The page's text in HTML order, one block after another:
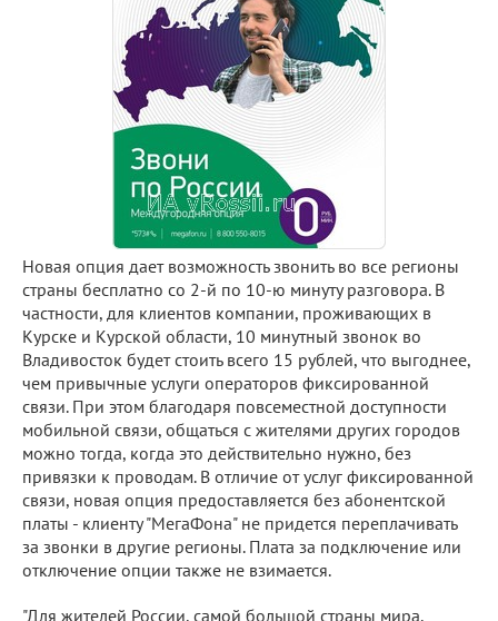
Новая опция дает возможность звонить во все регионы
страны бесплатно со 2-й по 10-ю минуту разговора. В
частности, для клиентов компании, проживающих в
Курске и Курской области, 10 минутный звонок во
Владивосток будет стоить всего 15 рублей, что выгоднее,
чем привычные услуги операторов фиксированной
связи. При этом благодаря повсеместной доступности
мобильной связи, общаться с жителями других городов
можно тогда, когда это действительно нужно, без
привязки к проводам. В отличие от услуг фиксированной
связи, новая опция предоставляется без абонентской
платы - клиенту "МегаФона" не придется переплачивать
за звонки в другие регионы. Плата за подключение или
отключение опции также не взимается.
"Для жителей России, самой большой страны мира,